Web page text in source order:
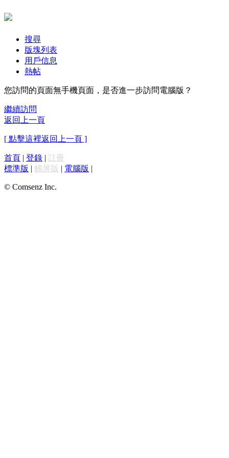
搜尋
版塊列表
用戶信息
熱帖
您訪問的頁面無手機頁面，是否進一步訪問電腦版？
繼續訪問
返回上一頁
[ 點擊這裡返回上一頁 ]
首頁 | 登錄 | 註冊
標準版 | 觸屏版 | 電腦版 |
© Comsenz Inc.